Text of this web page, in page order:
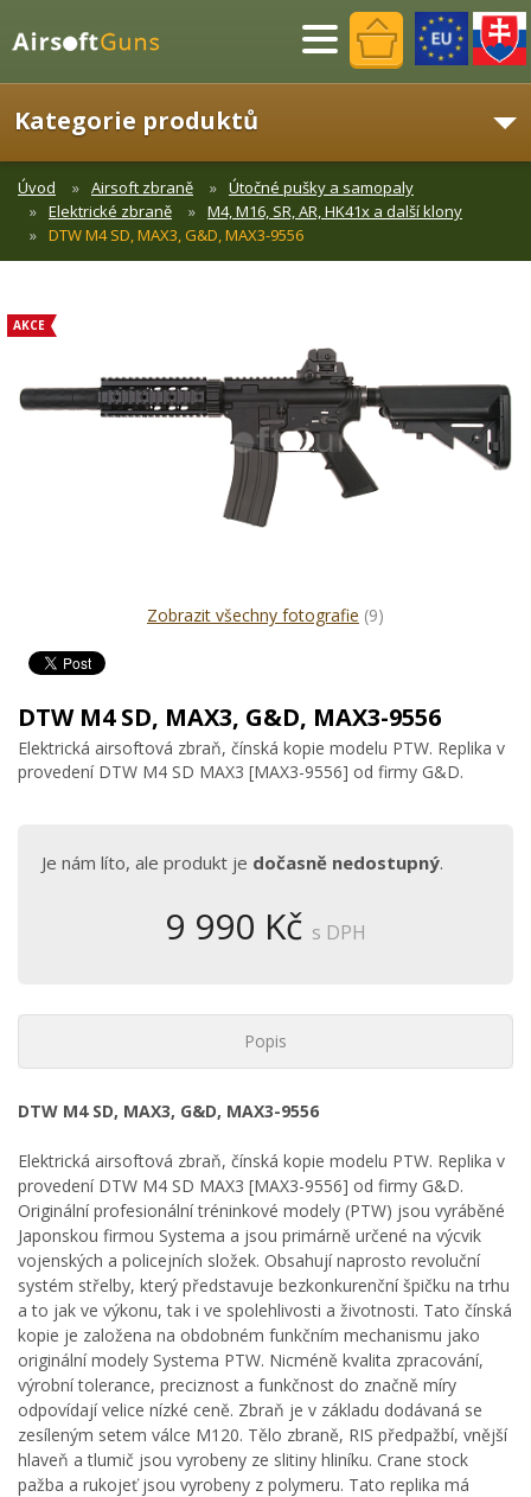
Menu
Kategorie produktů
Úvod Airsoft zbraně
Útočné pušky a samopaly
Elektrické zbraně
M4, M16, SR, AR, HK41x a další klony
DTW M4 SD, MAX3, G&D, MAX3-9556
Zobrazit všechny fotografie (9)
AKCE
DTW M4 SD, MAX3, G&D, MAX3-9556
Elektrická airsoftová zbraň, čínská kopie modelu PTW. Replika v
provedení DTW M4 SD MAX3 [MAX3-9556] od firmy G&D.
Je nám líto, ale produkt je dočasně nedostupný.
9 990 Kč s DPH
Popis
DTW M4 SD, MAX3, G&D, MAX3-9556
Elektrická airsoftová zbraň, čínská kopie modelu PTW. Replika v
provedení DTW M4 SD MAX3 [MAX3-9556] od firmy G&D.
Originální profesionální tréninkové modely (PTW) jsou vyráběné
Japonskou firmou Systema a jsou primárně určené na výcvik
vojenských a policejních složek. Obsahují naprosto revoluční
systém střelby, který představuje bezkonkurenční špičku na trhu
a to jak ve výkonu, tak i ve spolehlivosti a životnosti. Tato čínská
kopie je založena na obdobném funkčním mechanismu jako
originální modely Systema PTW. Nicméně kvalita zpracování,
výrobní tolerance, preciznost a funkčnost do značně míry
odpovídají velice nízké ceně. Zbraň je v základu dodávaná se
zesíleným setem válce M120. Tělo zbraně, RIS předpažbí, vnější
hlaveň a tlumič jsou vyrobeny ze slitiny hliníku. Crane stock
pažba a rukojeť jsou vyrobeny z polymeru. Tato replika má